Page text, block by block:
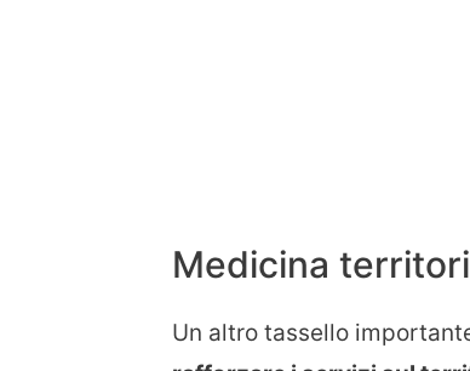
Medicina
Un altro tassello